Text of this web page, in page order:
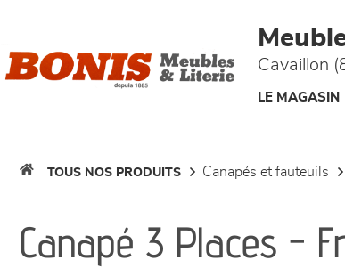
Cavaillon
LE MAGASIN
TOUS NOS PRODUITS canapés et fauteuils
Canapé 3 Places -